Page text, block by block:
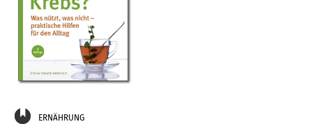
ERNÄHRUNG